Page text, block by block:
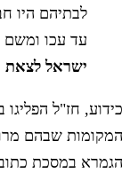
לבתיהם היו
עד עכו
ישראל לצאת
כידוע, חז"ל
המקומות שבהם
הגמרא במסכת